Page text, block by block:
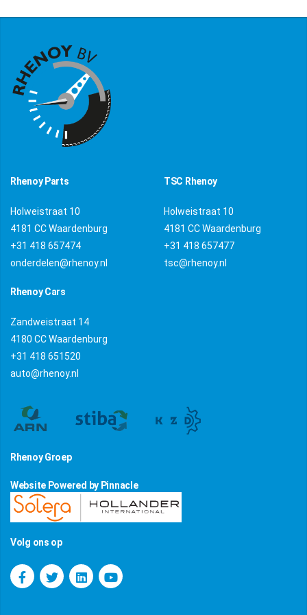
Rhenoy Parts
Holweistraat 10
4181 CC Waardenburg
+31 418 657474
onderdelen@rhenoy.nl
TSC Rhenoy
Holweistraat 10
4181 CC Waardenburg
+31 418 657477
tsc@rhenoy.nl
Rhenoy Cars
Zandweistraat 14
4180 CC Waardenburg
+31 418 651520
auto@rhenoy.nl
Rhenoy Groep
Website Powered by Pinnacle
Volg ons op